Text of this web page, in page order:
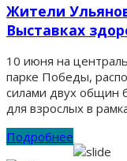
Жители
Выставках
10 июня на
парке Победы,
силами двух общин
для взрослых в
Подробнее